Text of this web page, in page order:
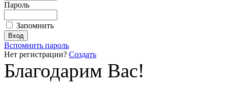
Пароль
Запомнить
Вспомнить пароль
Нет регистрации? Создать
Благодарим Вас!